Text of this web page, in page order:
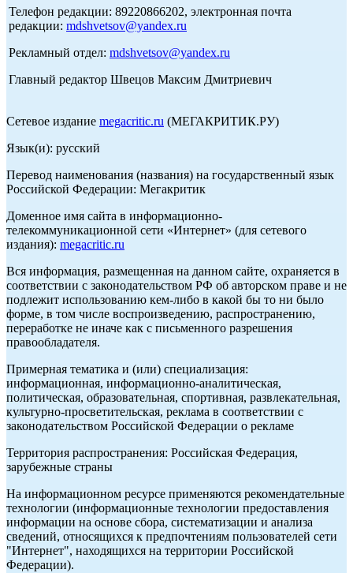
Телефон редакции: 89220866202, электронная почта
редакции: mdshvetsov@yandex.ru
Рекламный отдел: mdshvetsov@yandex.ru
Главный редактор Швецов Максим Дмитриевич
Сетевое издание megacritic.ru (МЕГАКРИТИК.РУ)
Язык(и): русский
Перевод наименования (названия) на государственный язык
Российской Федерации: Мегакритик
Доменное имя сайта в информационно-
телекоммуникационной сети «Интернет» (для сетевого
издания): megacritic.ru
Вся информация, размещенная на данном сайте, охраняется в
соответствии с законодательством РФ об авторском праве и не
подлежит использованию кем-либо в какой бы то ни было
форме, в том числе воспроизведению, распространению,
переработке не иначе как с письменного разрешения
правообладателя.
Примерная тематика и (или) специализация:
информационная, информационно-аналитическая,
политическая, образовательная, спортивная, развлекательная,
культурно-просветительская, реклама в соответствии с
законодательством Российской Федерации о рекламе
Территория распространения: Российская Федерация,
зарубежные страны
На информационном ресурсе применяются рекомендательные
технологии (информационные технологии предоставления
информации на основе сбора, систематизации и анализа
сведений, относящихся к предпочтениям пользователей сети
"Интернет", находящихся на территории Российской
Федерации).